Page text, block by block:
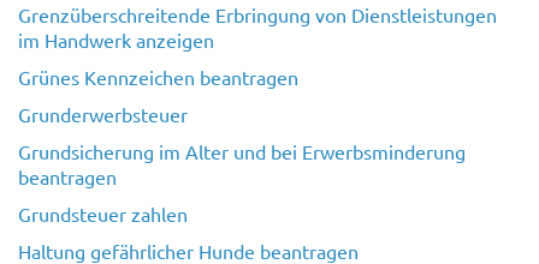
Grenzüberschreitende Erbringung von Dienstleistungen
im Handwerk anzeigen
Grünes Kennzeichen beantragen
Grunderwerbsteuer
Grundsicherung im Alter und bei Erwerbsminderung
beantragen
Grundsteuer zahlen
Haltung gefährlicher Hunde beantragen